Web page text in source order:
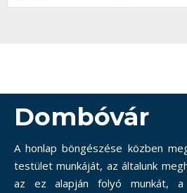
Dombóvár
A honlap böngészése közben
testület munkáját, az általunk
az ez alapján folyó munkát, a